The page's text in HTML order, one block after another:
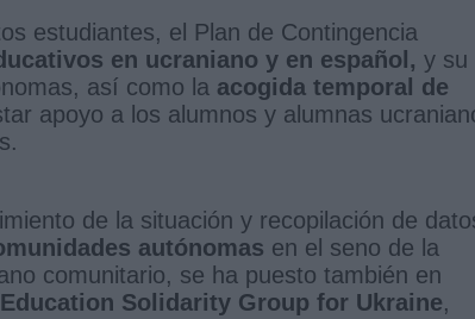
estudiantes, el Plan de Contingencia
en ucraniano y en español, y su
así como la acogida temporal de
apoyo a los alumnos y alumnas
de la situación y recopilación de
autónomas en el seno de la
comunitario, se ha puesto también en
Solidarity Group for Ukraine,